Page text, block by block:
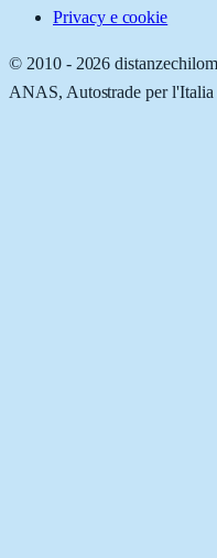
Privacy e cookie
© 2010 - 2026
ANAS, Autostrade per